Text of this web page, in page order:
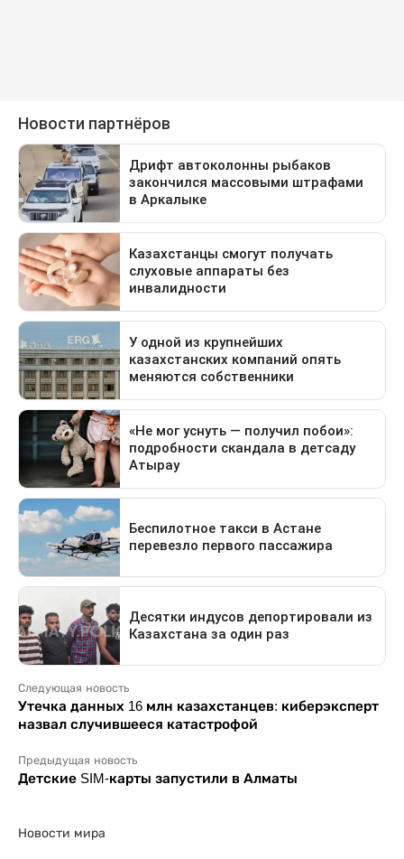
Следующая новость
Утечка данных 16 млн казахстанцев: киберэксперт
назвал случившееся катастрофой
Предыдущая новость
Детские SIM-карты запустили в Алматы
Новости мира